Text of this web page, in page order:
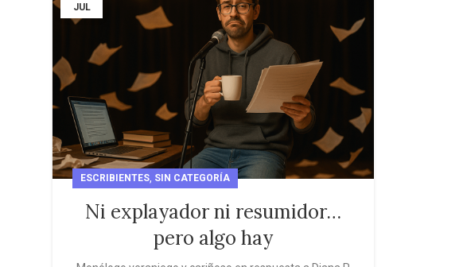
JUL
ESCRIBIENTES, SIN CATEGORÍA
Ni explayador ni resumidor…
pero algo hay